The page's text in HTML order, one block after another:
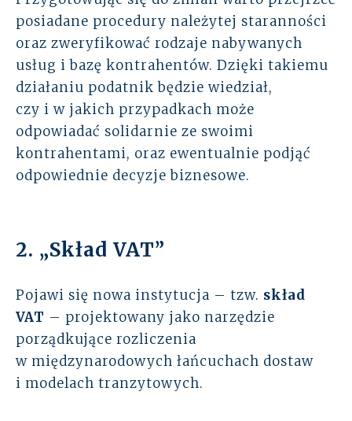
posiadane procedury należytej staranności
oraz zweryfikować rodzaje nabywanych
usług i bazę kontrahentów. Dzięki takiemu
działaniu podatnik będzie wiedział,
czy i w jakich przypadkach może
odpowiadać solidarnie ze swoimi
kontrahentami, oraz ewentualnie podjąć
odpowiednie decyzje biznesowe.
2. „Skład VAT”
Pojawi się nowa instytucja – tzw. skład
VAT – projektowany jako narzędzie
porządkujące rozliczenia
w międzynarodowych łańcuchach dostaw
i modelach tranzytowych.